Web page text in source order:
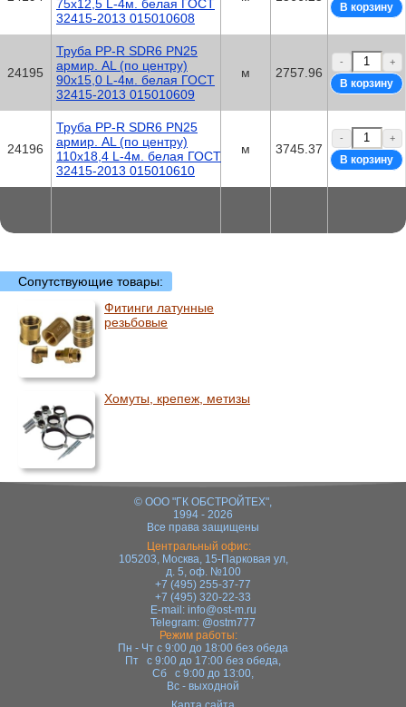
75х12,5 L-4м. белая ГОСТ
32415-2013 015010608
24195
Труба PP-R SDR6 PN25
армир. AL (по центру)
90х15,0 L-4м. белая ГОСТ
32415-2013 015010609
м 2757.96
- +
24196
Труба PP-R SDR6 PN25
армир. AL (по центру)
110х18,4 L-4м. белая ГОСТ
32415-2013 015010610
м 3745.37
- +
Сопутствующие товары:
Фитинги латунные
резьбовые
Хомуты, крепеж, метизы
© ООО "ГК ОБСТРОЙТЕХ",
1994 - 2026
Все права защищены
Центральный офис:
105203, Москва, 15-Парковая ул,
д. 5, оф. №100
+7 (495) 255-37-77
+7 (495) 320-22-33
E-mail: info@ost-m.ru
Telegram: @ostm777
Режим работы:
Пн - Чт с 9:00 до 18:00 без обеда
Пт с 9:00 до 17:00 без обеда,
Сб с 9:00 до 13:00,
Вс - выходной